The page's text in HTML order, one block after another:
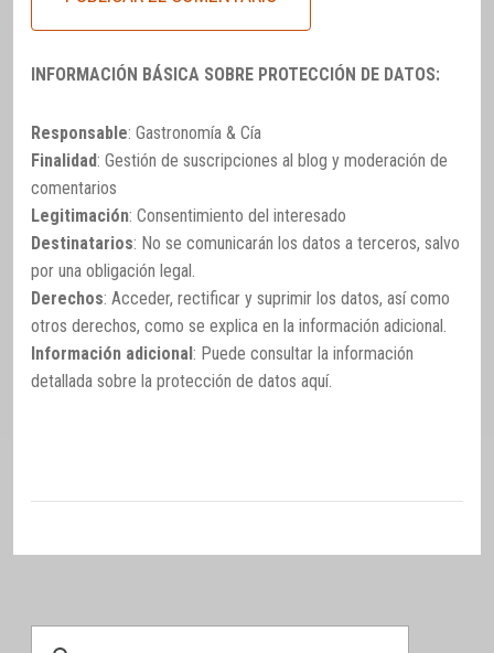
INFORMACIÓN BÁSICA SOBRE PROTECCIÓN DE DATOS:
Responsable: Gastronomía & Cía
Finalidad: Gestión de suscripciones al blog y moderación de
comentarios
Legitimación: Consentimiento del interesado
Destinatarios: No se comunicarán los datos a terceros, salvo
por una obligación legal.
Derechos: Acceder, rectificar y suprimir los datos, así como
otros derechos, como se explica en la información adicional.
Información adicional: Puede consultar la información
detallada sobre la protección de datos aquí.